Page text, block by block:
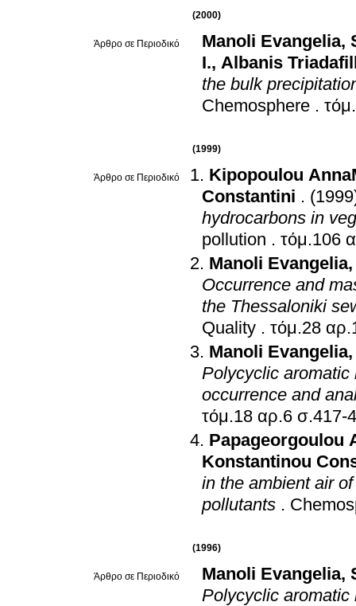
(2000)
Άρθρο σε Περιοδικό Manoli Evangelia,
I., Albanis
the bulk
Chemosphere .
(1999)
Άρθρο σε Περιοδικό
Kipopoulou
Constantini .
hydrocarbons in
pollution .
Manoli Evangelia
Occurrence and
the Thessaloniki
Quality .
Manoli Evangelia
Polycyclic aromatic
occurrence and
τόμ.18 αρ.6
Papageorgoulou
Konstantinou
in the ambient air
pollutants .
(1996)
Άρθρο σε Περιοδικό Manoli Evangelia,
Polycyclic aromatic